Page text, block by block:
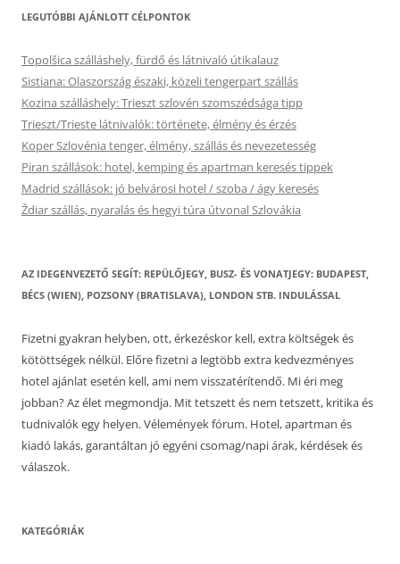
LEGUTÓBBI AJÁNLOTT CÉLPONTOK
Topolšica szálláshely, fürdő és látnivaló útikalauz
Sistiana: Olaszország északi, közeli tengerpart szállás
Kozina szálláshely: Trieszt szlovén szomszédsága tipp
Trieszt/Trieste látnivalók: története, élmény és érzés
Koper Szlovénia tenger, élmény, szállás és nevezetesség
Piran szállások: hotel, kemping és apartman keresés tippek
Madrid szállások: jó belvárosi hotel / szoba / ágy keresés
Ždiar szállás, nyaralás és hegyi túra útvonal Szlovákia
AZ IDEGENVEZETŐ SEGÍT: REPÜLŐJEGY, BUSZ- ÉS VONATJEGY: BUDAPEST,
BÉCS (WIEN), POZSONY (BRATISLAVA), LONDON STB. INDULÁSSAL
Fizetni gyakran helyben, ott, érkezéskor kell, extra költségek és
kötöttségek nélkül. Előre fizetni a legtöbb extra kedvezményes
hotel ajánlat esetén kell, ami nem visszatérítendő. Mi éri meg
jobban? Az élet megmondja. Mit tetszett és nem tetszett, kritika és
tudnivalók egy helyen. Vélemények fórum. Hotel, apartman és
kiadó lakás, garantáltan jó egyéni csomag/napi árak, kérdések és
válaszok.
KATEGÓRIÁK